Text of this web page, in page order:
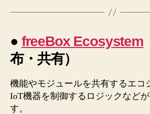
● freeBox Ecosystem
布・共有）
機能やモジュールを共有するエコ
IoT機器を制御するロジックなど
す。